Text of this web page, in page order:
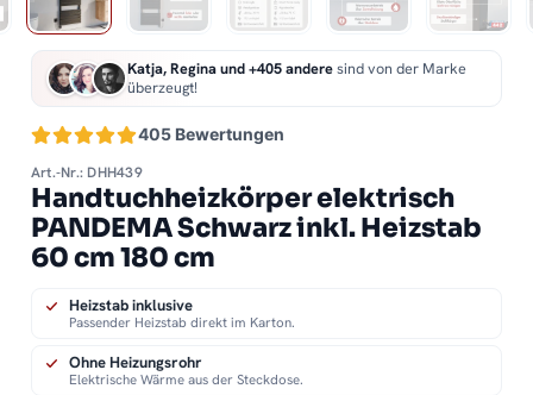
405 Bewertungen
Katja, Regina und +405 anderesind von der Marke
überzeugt!
Art.-Nr.: DHH439
Handtuchheizkörper elektrisch
PANDEMA Schwarz inkl. Heizstab
60 cm 180 cm
Heizstab inklusive
Passender Heizstab direkt im Karton.
Ohne Heizungsrohr
Elektrische Wärme aus der Steckdose.